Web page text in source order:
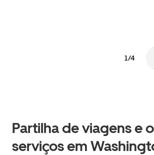
1/4
Partilha de viagens e
serviços em